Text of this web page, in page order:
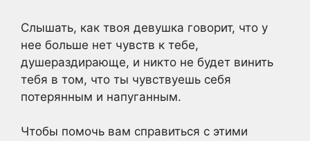
Слышать, как твоя девушка говорит, что у
нее больше нет чувств к тебе,
душераздирающе, и никто не будет винить
тебя в том, что ты чувствуешь себя
потерянным и напуганным.
Чтобы помочь вам справиться с этими